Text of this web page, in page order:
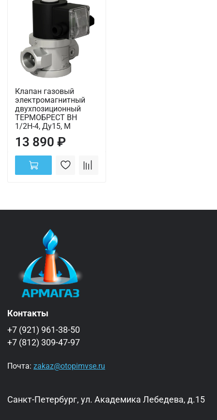
Клапан газовый
электромагнитный
двухпозиционный
ТЕРМОБРЕСТ ВН
1/2Н-4, Ду15, М
13 890 ₽
Контакты
+7 (921) 961-38-50
+7 (812) 309-47-97
Почта: zakaz@otopimvse.ru
Санкт-Петербург, ул. Академика Лебедева, д.15